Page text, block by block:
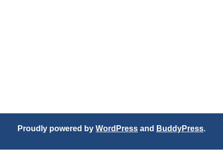
Proudly powered by WordPress and BuddyPress.